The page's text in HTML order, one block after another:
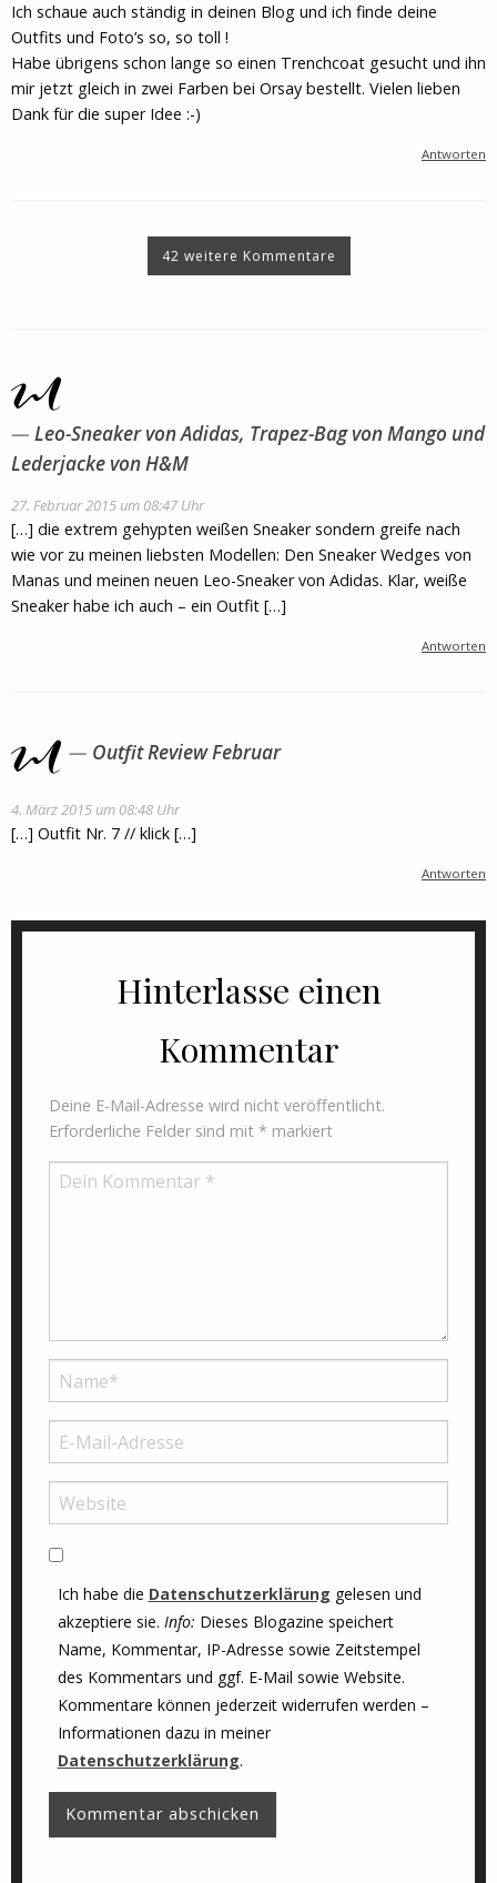
Ich schaue auch ständig in deinen Blog und ich finde deine
Outfits und Foto’s so, so toll !
Habe übrigens schon lange so einen Trenchcoat gesucht und ihn
mir jetzt gleich in zwei Farben bei Orsay bestellt. Vielen lieben
Dank für die super Idee :-)
Antworten
42 weitere Kommentare
Leo-Sneaker von Adidas, Trapez-Bag von Mango und
Lederjacke von H&M
27. Februar 2015 um 08:47 Uhr
[…] die extrem gehypten weißen Sneaker sondern greife nach
wie vor zu meinen liebsten Modellen: Den Sneaker Wedges von
Manas und meinen neuen Leo-Sneaker von Adidas. Klar, weiße
Sneaker habe ich auch – ein Outfit […]
Antworten
Outfit Review Februar
4. März 2015 um 08:48 Uhr
[…] Outfit Nr. 7 // klick […]
Antworten
Hinterlasse einen
Kommentar
Deine E-Mail-Adresse wird nicht veröffentlicht.
Erforderliche Felder sind mit * markiert
Ich habe die Datenschutzerklärung gelesen und
akzeptiere sie. Info: Dieses Blogazine speichert
Name, Kommentar, IP-Adresse sowie Zeitstempel
des Kommentars und ggf. E-Mail sowie Website.
Kommentare können jederzeit widerrufen werden –
Informationen dazu in meiner
Datenschutzerklärung.